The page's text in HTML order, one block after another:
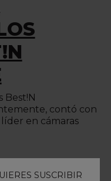
Best!N
contó con
en cámaras
SUSCRIBIR